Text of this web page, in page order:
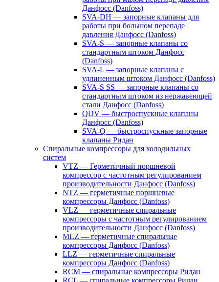
Данфосс (Danfoss)
SVA-DH — запорные клапаны для
работы при большом перепаде
давления Данфосс (Danfoss)
SVA-S — запорные клапаны со
стандартным штоком Данфосс
(Danfoss)
SVA-L — запорные клапаны с
удлиненным штоком Данфосс (Danfoss)
SVA-S SS — запорные клапаны со
стандартным штоком из нержавеющей
стали Данфосс (Danfoss)
QDV — быстроспускные клапаны
Данфосс (Danfoss)
SVA-Q — быстроспускные запорные
клапаны Ридан
Спиральные компрессоры для холодильных
систем
VTZ — Герметичный поршневой
компрессор с частотным регулированием
производительности Данфосс (Danfoss)
NTZ — герметичные поршневые
компрессоры Данфосс (Danfoss)
VLZ — герметичные спиральные
компрессоры с частотным регулированием
производительности Данфосс (Danfoss)
MLZ — герметичные спиральные
компрессоры Данфосс (Danfoss)
LLZ — герметичные спиральные
компрессоры Данфосс (Danfoss)
RCM — спиральные компрессоры Ридан
RCL — спиральные компрессоры Ридан